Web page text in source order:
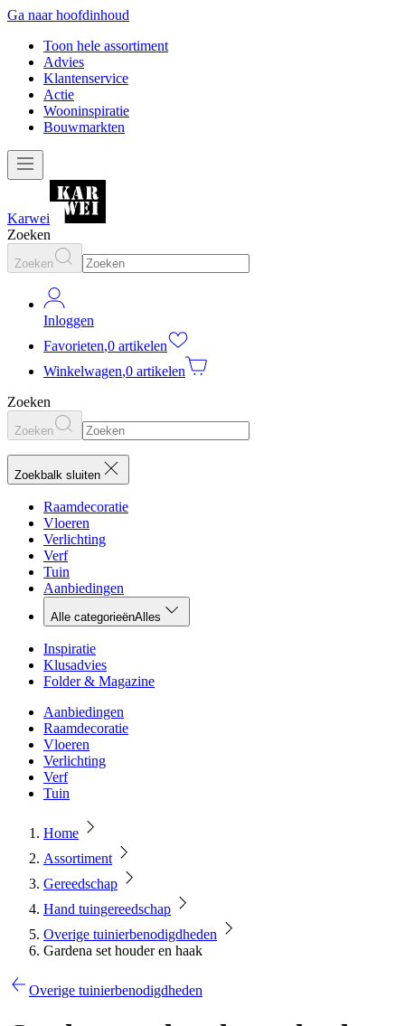
Ga naar hoofdinhoud
Toon hele assortiment
Advies
Klantenservice
Actie
Wooninspiratie
Bouwmarkten
Karwei
Zoeken
Zoeken
Inloggen
Favorieten,0 artikelen
Winkelwagen,0 artikelen
Zoeken
Zoeken
Zoekbalk sluiten
Raamdecoratie
Vloeren
Verlichting
Verf
Tuin
Aanbiedingen
Alle categorieënAlles
Inspiratie
Klusadvies
Folder & Magazine
Aanbiedingen
Raamdecoratie
Vloeren
Verlichting
Verf
Tuin
Home
Assortiment
Gereedschap
Hand tuingereedschap
Overige tuinierbenodigdheden
Gardena set houder en haak
Overige tuinierbenodigdheden